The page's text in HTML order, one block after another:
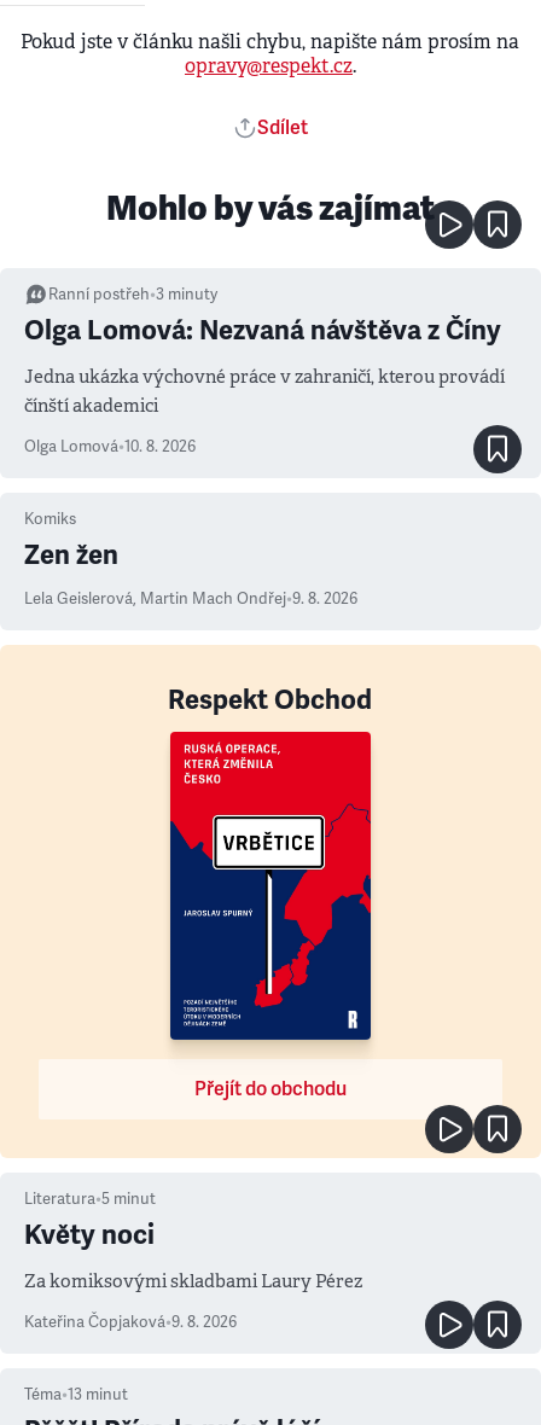
Pokud jste v článku našli chybu, napište nám prosím na
opravy@respekt.cz.
Sdílet
Mohlo by vás zajímat
Ranní postřeh•3 minuty
Olga Lomová: Nezvaná návštěva z Číny
Jedna ukázka výchovné práce v zahraničí, kterou provádí
čínští akademici
Olga Lomová•10. 8. 2026
Komiks
Zen žen
Lela Geislerová, Martin Mach Ondřej•9. 8. 2026
Respekt Obchod
Přejít do obchodu
Literatura•5 minut
Květy noci
Za komiksovými skladbami Laury Pérez
Kateřina Čopjaková•9. 8. 2026
Téma•13 minut